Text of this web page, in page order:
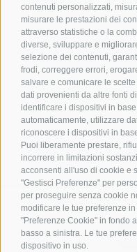
contenuti personalizzati,
misurare le prestazioni dei
attraverso statistiche o la
diverse, sviluppare e
selezione dei contenuti,
frodi, correggere errori,
salvare e comunicare le
dati provenienti da altre fonti
identificare i dispositivi in
automaticamente, utilizzare
riconoscere i dispositivi in
Puoi liberamente prestare,
incorrere in limitazioni
acconsenti all'uso di cookie e
"Gestisci Preferenze" per
per proseguire senza cookie
modificare le tue preferenze
"Preferenze Cookie" in fondo
basso a sinistra. Le tue
dispositivo in uso.
Terlano
P.zza Dott. Weiser 2
39018 Terlano BZ
Tel. 0471 257 165
info@terlan.info